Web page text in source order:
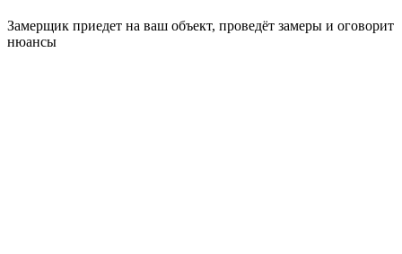
Замерщик приедет на ваш объект, проведёт замеры и оговорит
нюансы